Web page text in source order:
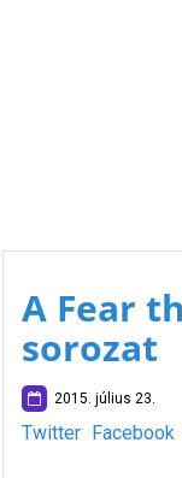
A Fear
sorozat
2015. július 23.
Twitter Facebook